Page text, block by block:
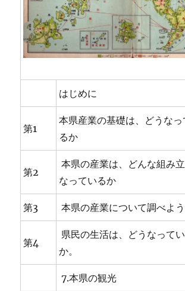
はじめに
第1
本県産業の基礎は、どうなっ
るか
第2
本県の産業は、どんな組み
なっているか
第3 本県の産業について調べよう
第4
県民の生活は、どうなって
か。
7.本県の観光